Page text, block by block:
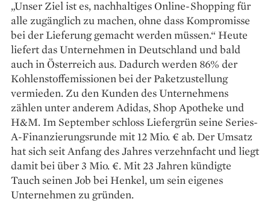
„Unser Ziel ist es, nachhaltiges Online-Shopping für
alle zugänglich zu machen, ohne dass Kompromisse
bei der Lieferung gemacht werden müssen.“ Heute
liefert das Unternehmen in Deutschland und bald
auch in Österreich aus. Dadurch werden 86% der
Kohlenstoffemissionen bei der Paketzustellung
vermieden. Zu den Kunden des Unternehmens
zählen unter anderem Adidas, Shop Apotheke und
H&M. Im September schloss Liefergrün seine Series-
A-Finanzierungsrunde mit 12 Mio. € ab. Der Umsatz
hat sich seit Anfang des Jahres verzehnfacht und liegt
damit bei über 3 Mio. €. Mit 23 Jahren kündigte
Tauch seinen Job bei Henkel, um sein eigenes
Unternehmen zu gründen.